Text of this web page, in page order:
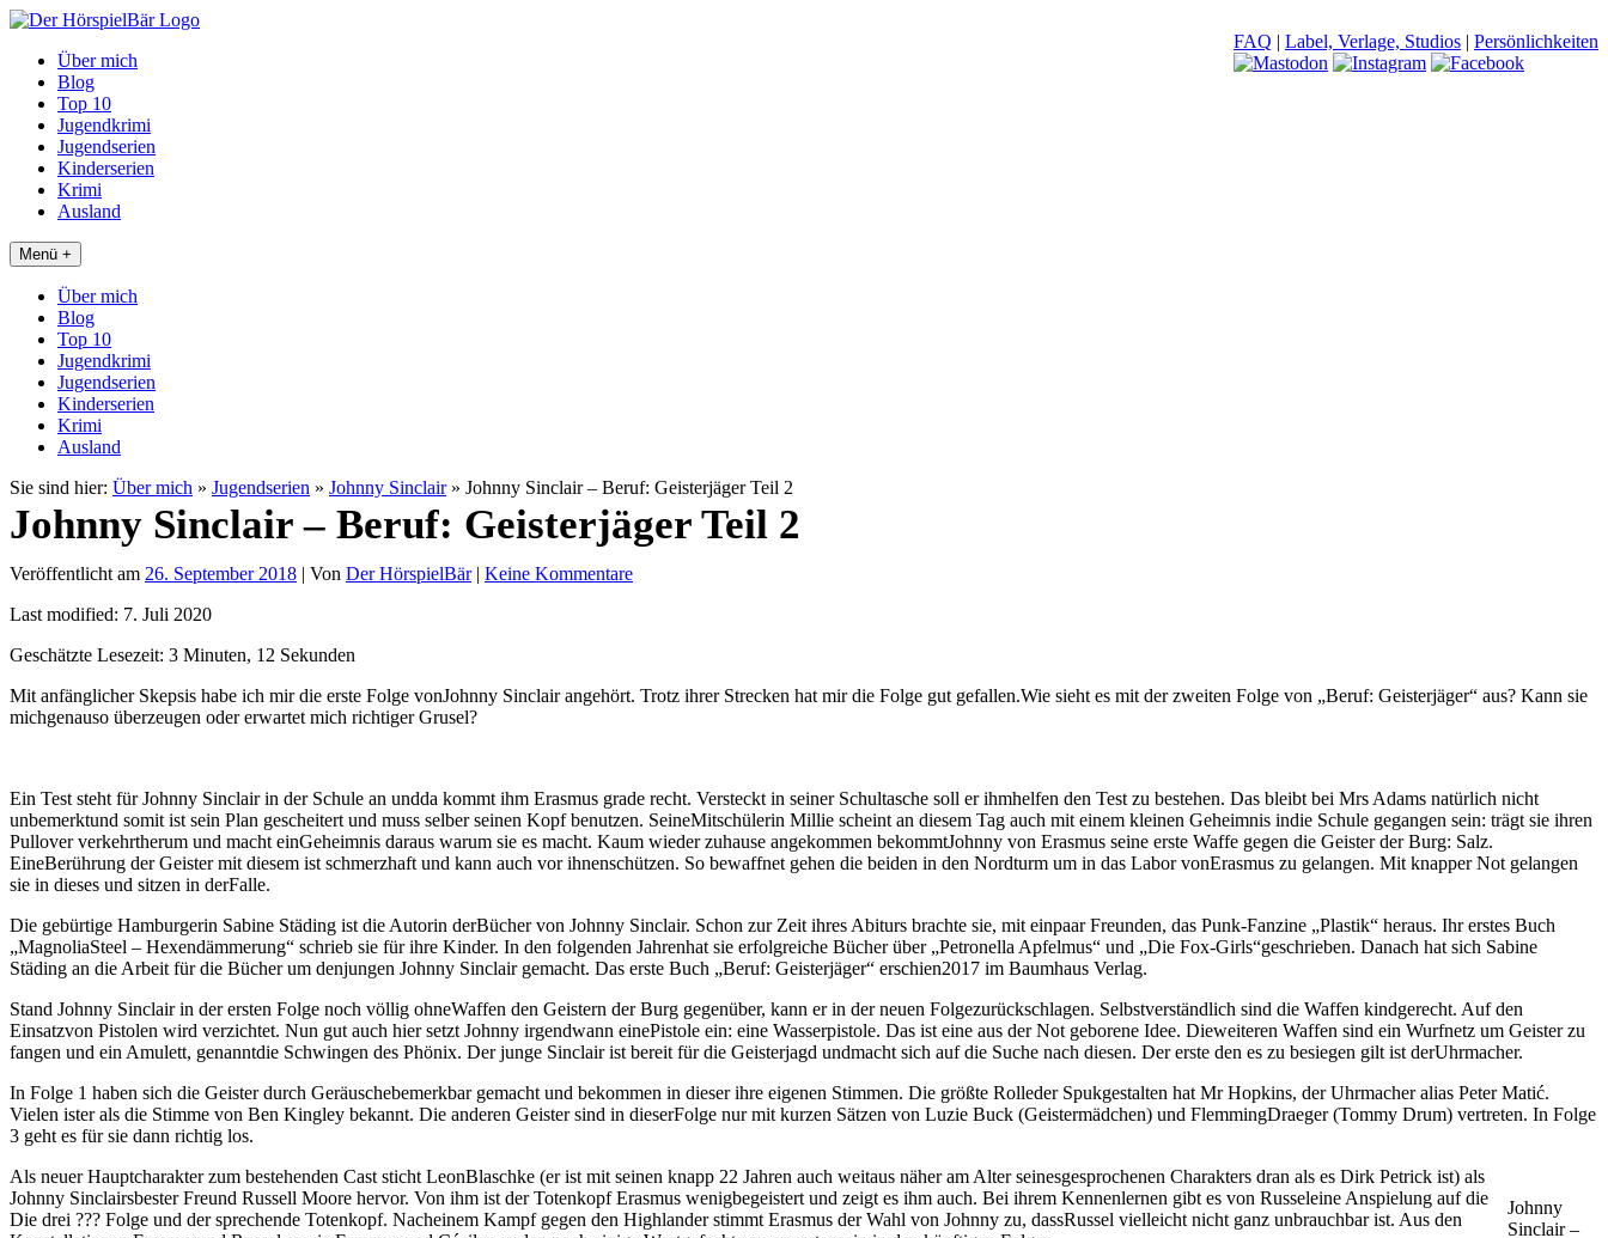
FAQ | Label, Verlage, Studios | Persönlichkeiten
Über mich
Blog
Top 10
Jugendkrimi
Jugendserien
Kinderserien
Krimi
Ausland
Menü +
Über mich
Blog
Top 10
Jugendkrimi
Jugendserien
Kinderserien
Krimi
Ausland
Sie sind hier: Über mich » Jugendserien » Johnny Sinclair» Johnny Sinclair – Beruf: Geisterjäger Teil 2
Johnny Sinclair – Beruf: Geisterjäger Teil 2
Veröffentlicht am 26. September 2018 | Von Der HörspielBär| Keine Kommentare
Last modified: 7. Juli 2020
Geschätzte Lesezeit: 3 Minuten, 12 Sekunden
Mit anfänglicher Skepsis habe ich mir die erste Folge vonJohnny Sinclair angehört. Trotz ihrer Strecken hat mir die Folge gut gefallen.Wie sieht es mit der zweiten Folge von „Beruf: Geisterjäger“ aus? Kann sie
michgenauso überzeugen oder erwartet mich richtiger Grusel?
Ein Test steht für Johnny Sinclair in der Schule an undda kommt ihm Erasmus grade recht. Versteckt in seiner Schultasche soll er ihmhelfen den Test zu bestehen. Das bleibt bei Mrs Adams natürlich nicht
unbemerktund somit ist sein Plan gescheitert und muss selber seinen Kopf benutzen. SeineMitschülerin Millie scheint an diesem Tag auch mit einem kleinen Geheimnis indie Schule gegangen sein: trägt sie ihren
Pullover verkehrtherum und macht einGeheimnis daraus warum sie es macht. Kaum wieder zuhause angekommen bekommtJohnny von Erasmus seine erste Waffe gegen die Geister der Burg: Salz.
EineBerührung der Geister mit diesem ist schmerzhaft und kann auch vor ihnenschützen. So bewaffnet gehen die beiden in den Nordturm um in das Labor vonErasmus zu gelangen. Mit knapper Not gelangen
sie in dieses und sitzen in derFalle.
Die gebürtige Hamburgerin Sabine Städing ist die Autorin derBücher von Johnny Sinclair. Schon zur Zeit ihres Abiturs brachte sie, mit einpaar Freunden, das Punk-Fanzine „Plastik“ heraus. Ihr erstes Buch
„MagnoliaSteel – Hexendämmerung“ schrieb sie für ihre Kinder. In den folgenden Jahrenhat sie erfolgreiche Bücher über „Petronella Apfelmus“ und „Die Fox-Girls“geschrieben. Danach hat sich Sabine
Städing an die Arbeit für die Bücher um denjungen Johnny Sinclair gemacht. Das erste Buch „Beruf: Geisterjäger“ erschien2017 im Baumhaus Verlag.
Stand Johnny Sinclair in der ersten Folge noch völlig ohneWaffen den Geistern der Burg gegenüber, kann er in der neuen Folgezurückschlagen. Selbstverständlich sind die Waffen kindgerecht. Auf den
Einsatzvon Pistolen wird verzichtet. Nun gut auch hier setzt Johnny irgendwann einePistole ein: eine Wasserpistole. Das ist eine aus der Not geborene Idee. Dieweiteren Waffen sind ein Wurfnetz um Geister zu
fangen und ein Amulett, genanntdie Schwingen des Phönix. Der junge Sinclair ist bereit für die Geisterjagd undmacht sich auf die Suche nach diesen. Der erste den es zu besiegen gilt ist derUhrmacher.
In Folge 1 haben sich die Geister durch Geräuschebemerkbar gemacht und bekommen in dieser ihre eigenen Stimmen. Die größte Rolleder Spukgestalten hat Mr Hopkins, der Uhrmacher alias Peter Matić.
Vielen ister als die Stimme von Ben Kingley bekannt. Die anderen Geister sind in dieserFolge nur mit kurzen Sätzen von Luzie Buck (Geistermädchen) und FlemmingDraeger (Tommy Drum) vertreten. In Folge
3 geht es für sie dann richtig los.
Johnny
Sinclair –
Als neuer Hauptcharakter zum bestehenden Cast sticht LeonBlaschke (er ist mit seinen knapp 22 Jahren auch weitaus näher am Alter seinesgesprochenen Charakters dran als es Dirk Petrick ist) als
Johnny Sinclairsbester Freund Russell Moore hervor. Von ihm ist der Totenkopf Erasmus wenigbegeistert und zeigt es ihm auch. Bei ihrem Kennenlernen gibt es von Russeleine Anspielung auf die
Die drei ??? Folge und der sprechende Totenkopf. Nacheinem Kampf gegen den Highlander stimmt Erasmus der Wahl von Johnny zu, dassRussel vielleicht nicht ganz unbrauchbar ist. Aus den